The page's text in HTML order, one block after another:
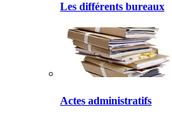
Les différents bureaux
Actes administratifs